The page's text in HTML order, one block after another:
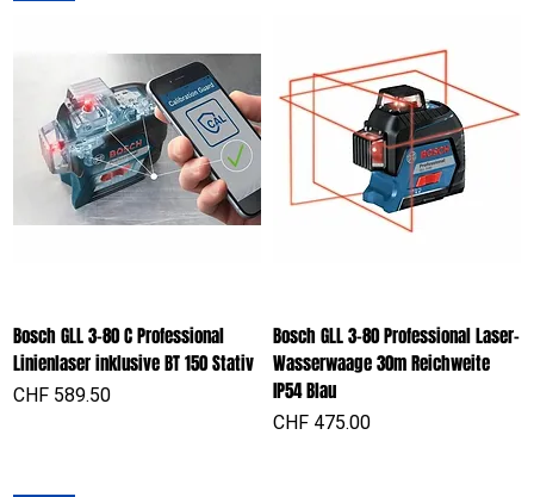
Bosch GLL 3-80 C Professional
Linienlaser inklusive BT 150 Stativ
Preis
CHF 589.50
Bosch GLL 3-80 Professional Laser-
Wasserwaage 30m Reichweite
IP54 Blau
Preis
CHF 475.00